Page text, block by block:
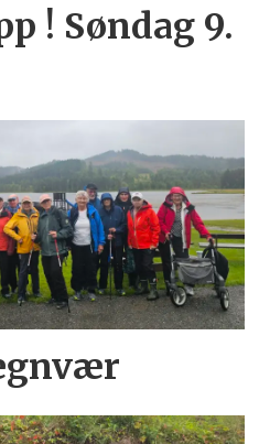
! Søndag 9.